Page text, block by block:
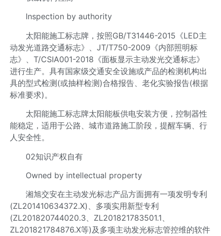
Inspection by authority
太阳能施工标志牌，按照GB/T31446-2015《LED主
动发光道路交通标志》、JT/T750-2009《内部照明标
志》、T/CSIA001-2018《面板显示主动发光交通标志》
进行生产。具有国家级交通安全设施或产品的检测机构出
具的型式检测(或抽样检测)合格报告、老化实验报告(根据
标准要求)。
太阳能施工标志牌太阳能板供电安装方便，控制器性
能稳定，适用于公路、城市道路施工阶段，提醒车辆、行
人安全性。
02知识产权自有
Owned by intellectual property
湘旭交安在主动发光标志产品方面拥有一项发明专利
(ZL201410634372.X)、多项实用新型专利
(ZL201820744020.3、ZL201821783501.1、
ZL201821784876.X等)及多项主动发光标志管控维的软件